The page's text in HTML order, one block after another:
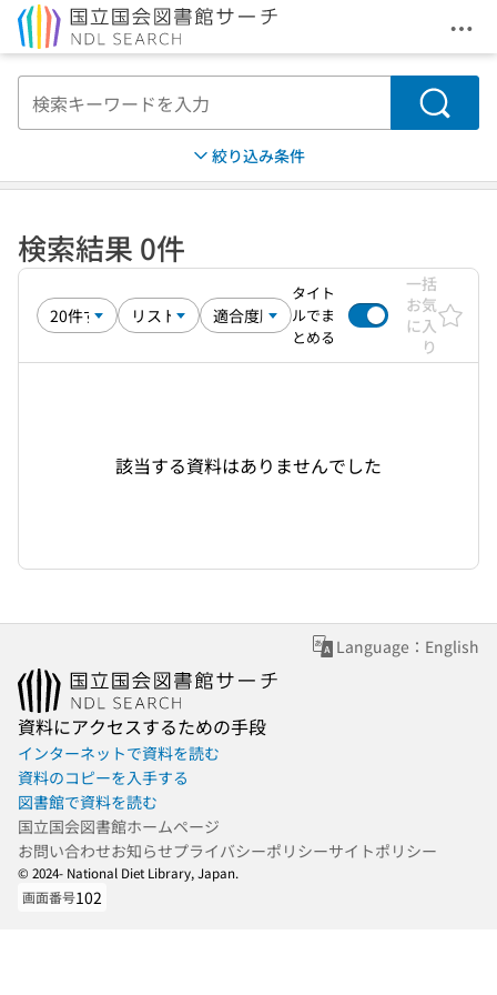
メ
検索
絞り込み条件
検索結果 0件
タイト
ルでま
とめる
一括
お気
に入
り
該当する資料はありませんでした
Language：English
資料にアクセスするための手段
インターネットで資料を読む
資料のコピーを入手する
図書館で資料を読む
国立国会図書館ホームページ
お問い合わせお知らせプライバシーポリシーサイトポリシー
© 2024- National Diet Library, Japan.
画面番号102